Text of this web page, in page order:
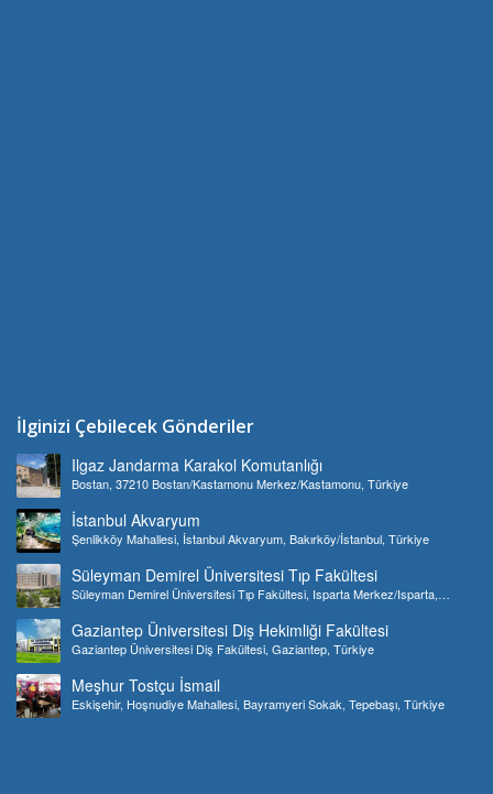
İlginizi Çebilecek Gönderiler
Ilgaz Jandarma Karakol Komutanlığı
Bostan, 37210 Bostan/Kastamonu Merkez/Kastamonu, Türkiye
İstanbul Akvaryum
Şenlikköy Mahallesi, İstanbul Akvaryum, Bakırköy/İstanbul, Türkiye
Süleyman Demirel Üniversitesi Tıp Fakültesi
Süleyman Demirel Üniversitesi Tıp Fakültesi, Isparta Merkez/Isparta,
Gaziantep Üniversitesi Diş Hekimliği Fakültesi
Gaziantep Üniversitesi Diş Fakültesi, Gaziantep, Türkiye
Meşhur Tostçu İsmail
Eskişehir, Hoşnudiye Mahallesi, Bayramyeri Sokak, Tepebaşı, Türkiye